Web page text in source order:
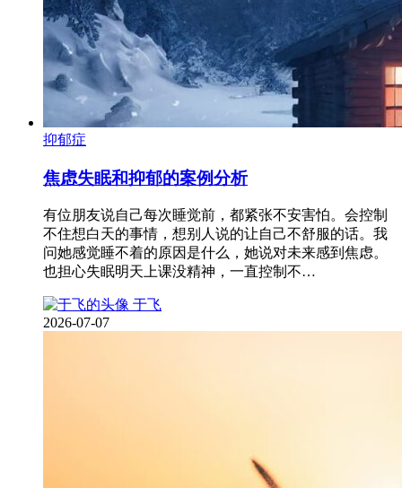
抑郁症
焦虑失眠和抑郁的案例分析
有位朋友说自己每次睡觉前，都紧张不安害怕。会控制
不住想白天的事情，想别人说的让自己不舒服的话。我
问她感觉睡不着的原因是什么，她说对未来感到焦虑。
也担心失眠明天上课没精神，一直控制不…
于飞
2026-07-07